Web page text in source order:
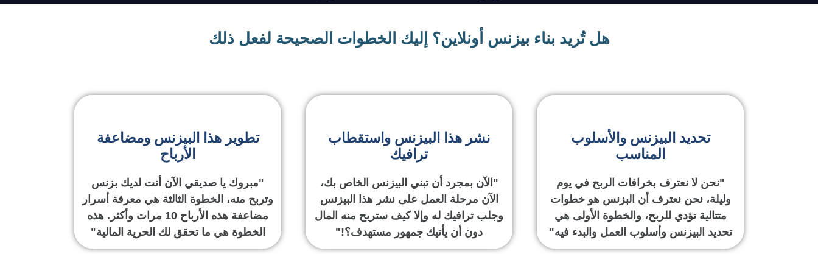
هل تُريد بناء بيزنس أونلاين؟ إليك الخطوات الصحيحة لفعل ذلك
تحديد البيزنس والأسلوب
المناسب
"نحن لا نعترف بخرافات الربح في يوم
وليلة، نحن نعترف أن البزنس هو خطوات
متتالية تؤدي للربح، والخطوة الأولى هي
تحديد البيزنس وأسلوب العمل والبدء فيه"
نشر هذا البيزنس واستقطاب
ترافيك
"الآن بمجرد أن تبني البيزنس الخاص بك،
الآن مرحلة العمل على نشر هذا البيزنس
وجلب ترافيك له وإلا كيف ستربح منه المال
دون أن يأتيك جمهور مستهدف؟!"
تطوير هذا البيزنس ومضاعفة
الأرباح
"مبروك يا صديقي الآن أنت لديك بزنس
وتربح منه، الخطوة الثالثة هي معرفة أسرار
مضاعفة هذه الأرباح 10 مرات وأكثر. هذه
الخطوة هي ما تحقق لك الحرية المالية"